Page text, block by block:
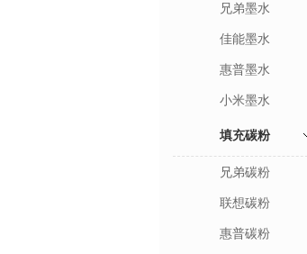
兄弟墨水
佳能墨水
惠普墨水
小米墨水
填充碳粉
兄弟碳粉
联想碳粉
惠普碳粉